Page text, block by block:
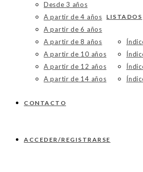
Desde 3 años
A partir de 4 años
A partir de 6 años
A partir de 8 años
A partir de 10 años
A partir de 12 años
A partir de 14 años
LISTADOS
CONTACTO
ACCEDER/REGISTRARSE